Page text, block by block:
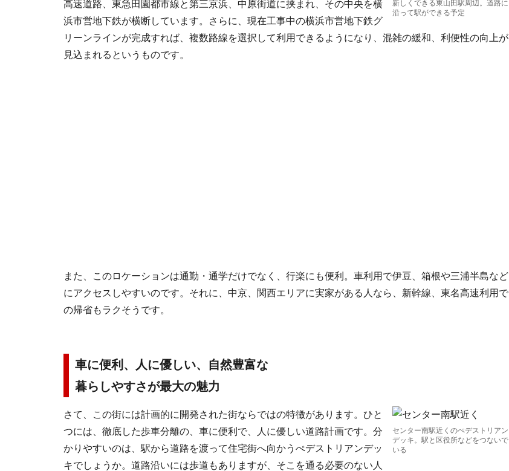
新しくできる東山田駅周辺。道路に
沿って駅ができる予定
高速道路、東急田園都市線と第三京浜、中原街道に挟まれ、その中央を横
浜市営地下鉄が横断しています。さらに、現在工事中の横浜市営地下鉄グ
リーンラインが完成すれば、複数路線を選択して利用できるようになり、混雑の緩和、利便性の向上が
見込まれるというものです。
また、このロケーションは通勤・通学だけでなく、行楽にも便利。車利用で伊豆、箱根や三浦半島など
にアクセスしやすいのです。それに、中京、関西エリアに実家がある人なら、新幹線、東名高速利用で
の帰省もラクそうです。
車に便利、人に優しい、自然豊富な
暮らしやすさが最大の魅力
センター南駅近くのぺデストリアン
デッキ。駅と区役所などをつないで
いる
さて、この街には計画的に開発された街ならではの特徴があります。ひと
つには、徹底した歩車分離の、車に便利で、人に優しい道路計画です。分
かりやすいのは、駅から道路を渡って住宅街へ向かうぺデストリアンデッ
キでしょうか。道路沿いには歩道もありますが、そこを通る必要のない人